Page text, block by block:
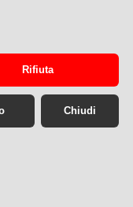
Rifiuta
Chiudi